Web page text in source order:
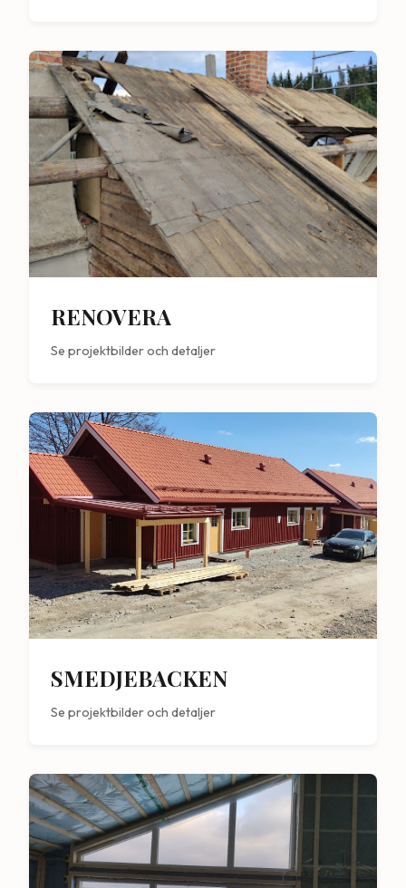
RENOVERA
Se projektbilder och detaljer
SMEDJEBACKEN
Se projektbilder och detaljer